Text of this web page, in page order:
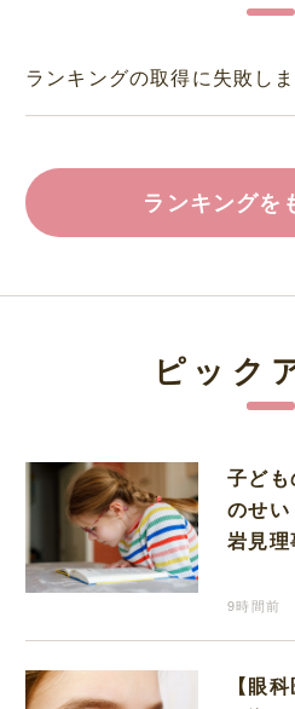
ランキングの取得に失敗しま
ランキングを
ピック
子ど
のせ
岩見
9時間前
【眼